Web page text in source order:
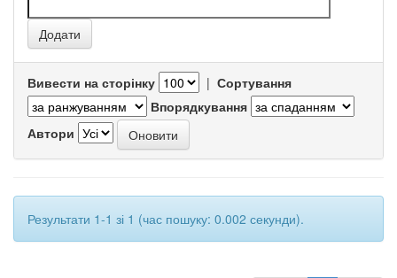
Вивести на сторінку | Сортування
Впорядкування
Автори
Результати 1-1 зі 1 (час пошуку: 0.002 секунди).